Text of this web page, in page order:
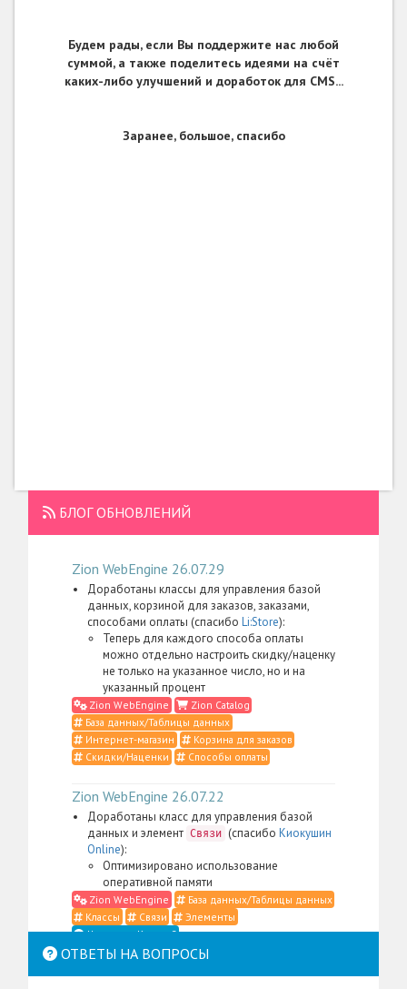
Будем рады, если Вы поддержите нас любой
суммой, а также поделитесь идеями на счёт
каких-либо улучшений и доработок для CMS...
Заранее, большое, спасибо
БЛОГ ОБНОВЛЕНИЙ
Zion WebEngine 26.07.29
Доработаны классы для управления базой
данных, корзиной для заказов, заказами,
способами оплаты (спасибо Li:Store):
Теперь для каждого способа оплаты
можно отдельно настроить скидку/наценку
не только на указанное число, но и на
указанный процент
Zion WebEngine
Zion Catalog
База данных/Таблицы данных
Интернет-магазин
Корзина для заказов
Скидки/Наценки
Способы оплаты
Zion WebEngine 26.07.22
Доработаны класс для управления базой
данных и элемент Связи (спасибо Киокушин
Online):
Оптимизировано использование
оперативной памяти
Zion WebEngine
База данных/Таблицы данных
Классы
Связи
Элементы
Что такое Классы?
Zion WebEngine 26.07.21
ОТВЕТЫ НА ВОПРОСЫ